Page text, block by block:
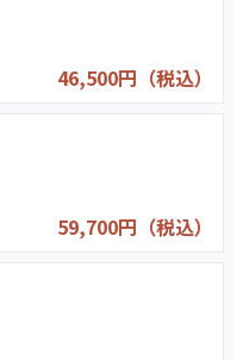
46,500円（税込）
59,700円（税込）